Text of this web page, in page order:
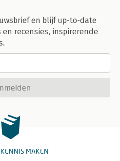
en blijf up-to-date
recensies, inspirerende
MAKEN